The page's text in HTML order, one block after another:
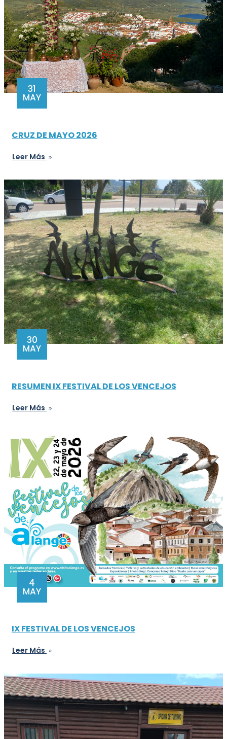
31
MAY
CRUZ DE MAYO 2026
Leer Más
30
MAY
RESUMEN IX FESTIVAL DE LOS VENCEJOS
Leer Más
4
MAY
IX FESTIVAL DE LOS VENCEJOS
Leer Más